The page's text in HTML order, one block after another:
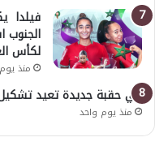
فيلدا
الجنوب
لكأس
منذ
في حقبة جديدة تعيد تشكيل
منذ يوم واحد